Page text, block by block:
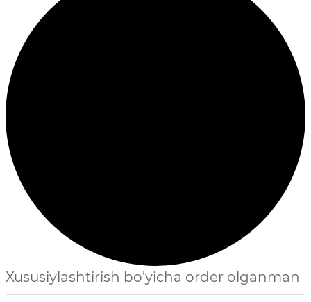
Xususiylashtirish bo'yicha order olganman